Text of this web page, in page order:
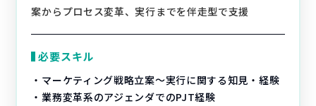
案からプロセス変革、実行までを伴走型で支援
必要スキル
・マーケティング戦略立案～実行に関する知見・経験
・業務変革系のアジェンダでのPJT経験